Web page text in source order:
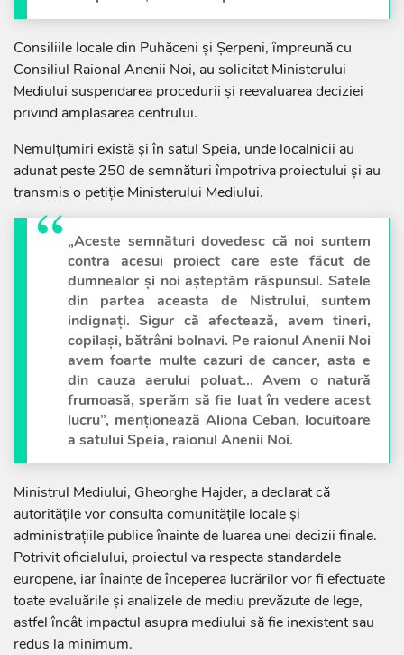
Consiliile locale din Puhăceni și Șerpeni, împreună cu
Consiliul Raional Anenii Noi, au solicitat Ministerului
Mediului suspendarea procedurii și reevaluarea deciziei
privind amplasarea centrului.
Nemulțumiri există și în satul Speia, unde localnicii au
adunat peste 250 de semnături împotriva proiectului și au
transmis o petiție Ministerului Mediului.
„Aceste semnături dovedesc că noi suntem
contra acesui proiect care este făcut de
dumnealor și noi așteptăm răspunsul. Satele
din partea aceasta de Nistrului, suntem
indignați. Sigur că afectează, avem tineri,
copilași, bătrâni bolnavi. Pe raionul Anenii Noi
avem foarte multe cazuri de cancer, asta e
din cauza aerului poluat… Avem o natură
frumoasă, sperăm să fie luat în vedere acest
lucru”, menționează Aliona Ceban, locuitoare
a satului Speia, raionul Anenii Noi.
Ministrul Mediului, Gheorghe Hajder, a declarat că
autoritățile vor consulta comunitățile locale și
administrațiile publice înainte de luarea unei decizii finale.
Potrivit oficialului, proiectul va respecta standardele
europene, iar înainte de începerea lucrărilor vor fi efectuate
toate evaluările și analizele de mediu prevăzute de lege,
astfel încât impactul asupra mediului să fie inexistent sau
redus la minimum.